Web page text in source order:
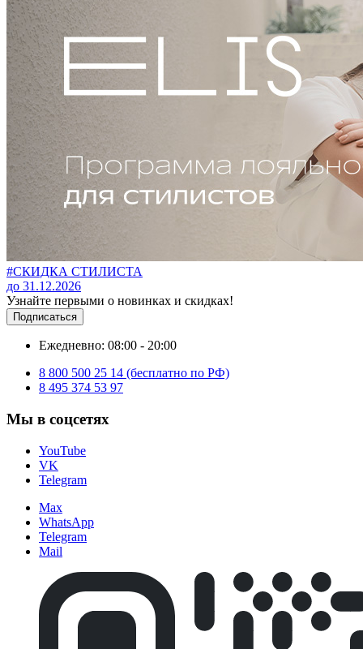
#СКИДКА СТИЛИСТА
до 31.12.2026
Узнайте первыми о новинках и скидках!
Подписаться
Ежедневно: 08:00 - 20:00
8 800 500 25 14 (бесплатно по РФ)
8 495 374 53 97
Мы в соцсетях
YouTube
VK
Telegram
Max
WhatsApp
Telegram
Mail